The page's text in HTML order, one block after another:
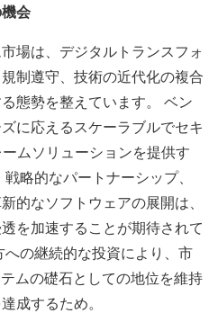
会
場は、デジタルトランスフォ
制遵守、技術の近代化の複合
態勢を整えています。 ベン
に応えるスケーラブルでセキ
ムソリューションを提供す
略的なパートナーシップ、
的なソフトウェアの展開は、
を加速することが期待されて
の継続的な投資により、市
ムの礎石としての地位を維持
成するため。